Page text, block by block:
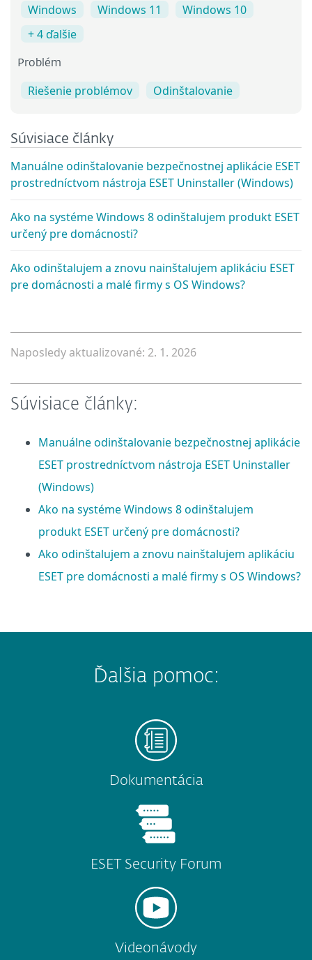
Windows Windows 11
Windows 10
+ 4 ďalšie
Problém
Riešenie problémov Odinštalovanie
Súvisiace články
Manuálne odinštalovanie bezpečnostnej aplikácie ESET
prostredníctvom nástroja ESET Uninstaller (Windows)
Ako na systéme Windows 8 odinštalujem produkt ESET
určený pre domácnosti?
Ako odinštalujem a znovu nainštalujem aplikáciu ESET
pre domácnosti a malé firmy s OS Windows?
Naposledy aktualizované: 2. 1. 2026
Súvisiace články:
Manuálne odinštalovanie bezpečnostnej aplikácie
ESET prostredníctvom nástroja ESET Uninstaller
(Windows)
Ako na systéme Windows 8 odinštalujem
produkt ESET určený pre domácnosti?
Ako odinštalujem a znovu nainštalujem aplikáciu
ESET pre domácnosti a malé firmy s OS Windows?
Ďalšia pomoc:
Dokumentácia
ESET Security Forum
Videonávody